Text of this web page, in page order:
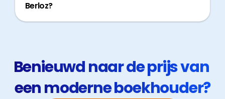
Berloz?
Benieuwd naar de prijs van
een moderne boekhouder?